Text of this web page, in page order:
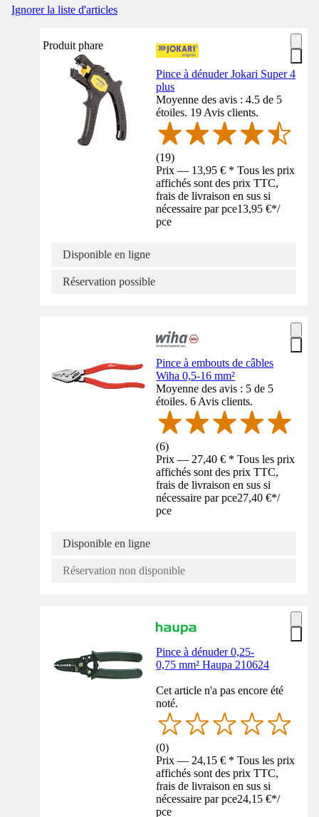
Ignorer la liste d'articles
Produit phare
Pince à dénuder Jokari Super 4
plus
Moyenne des avis : 4.5 de 5
étoiles. 19 Avis clients.
(19)
Prix — 13,95 € * Tous les prix
affichés sont des prix TTC,
frais de livraison en sus si
nécessaire par pce13,95 €*/
pce
Disponible en ligne
Réservation possible
Pince à embouts de câbles
Wiha 0,5-16 mm²
Moyenne des avis : 5 de 5
étoiles. 6 Avis clients.
(6)
Prix — 27,40 € * Tous les prix
affichés sont des prix TTC,
frais de livraison en sus si
nécessaire par pce27,40 €*/
pce
Disponible en ligne
Réservation non disponible
Pince à dénuder 0,25-
0,75 mm² Haupa 210624
Cet article n'a pas encore été
noté.
(0)
Prix — 24,15 € * Tous les prix
affichés sont des prix TTC,
frais de livraison en sus si
nécessaire par pce24,15 €*/
pce